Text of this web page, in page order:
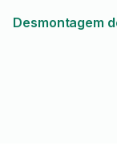
Desmontagem